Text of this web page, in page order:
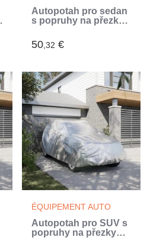
Autopotah pro sedan
s popruhy na přezky
PEVA (Argent)
50,32 €
ÉQUIPEMENT AUTO
Autopotah pro SUV s
popruhy na přezky